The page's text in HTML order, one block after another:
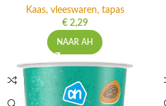
Kaas, vleeswaren, tapas
€2,29
NAAR AH